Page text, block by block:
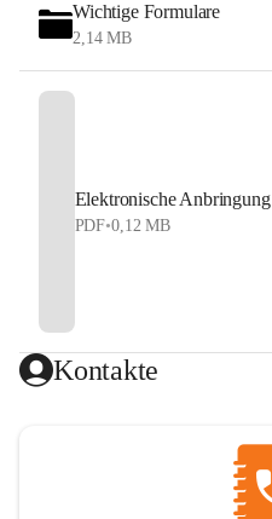
Wichtige Formulare
2,14 MB
Elektronische Anbringung
PDF•0,12 MB
Kontakte